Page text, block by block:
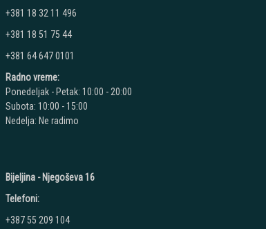
+381 18 32 11 496
+381 18 51 75 44
+381 64 647 0101
Radno vreme:
Ponedeljak - Petak: 10:00 - 20:00
Subota: 10:00 - 15:00
Nedelja: Ne radimo
Bijeljina - Njegoševa 16
Telefoni:
+387 55 209 104